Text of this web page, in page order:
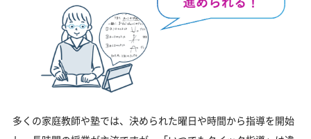
多くの家庭教師や塾では、決められた曜日や時間から指導を開始